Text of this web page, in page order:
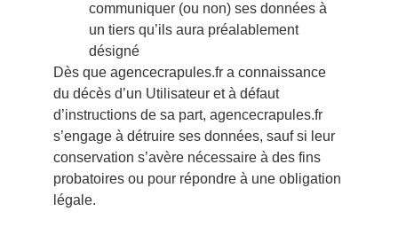
communiquer (ou non) ses données à
un tiers qu’ils aura préalablement
désigné
Dès que agencecrapules.fr a connaissance
du décès d’un Utilisateur et à défaut
d’instructions de sa part, agencecrapules.fr
s’engage à détruire ses données, sauf si leur
conservation s’avère nécessaire à des fins
probatoires ou pour répondre à une obligation
légale.